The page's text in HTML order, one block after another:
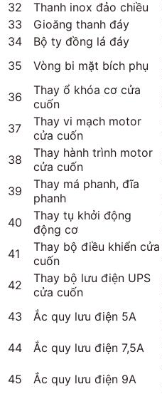
32
Thanh inox đảo chiều
33
Gioăng thanh đáy
34
Bộ ty đồng lá đáy
35
Vòng bi mặt bích phụ
36
Thay ổ khóa cơ cửa
cuốn
37
Thay vi mạch motor
cửa cuốn
38
Thay hành trình motor
cửa cuốn
39
Thay má phanh, đĩa
phanh
40
Thay tụ khởi động
động cơ
41
Thay bộ điều khiển cửa
cuốn
42
Thay bộ lưu điện UPS
cửa cuốn
43 Ắc quy lưu điện 5A
44 Ắc quy lưu điện 7,5A
45 Ắc quy lưu điện 9A